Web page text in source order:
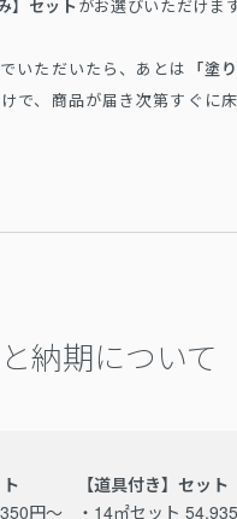
】セットがお選びいただけます
いただいたら、あとは 「塗
で、商品が届き次第すぐに
納期について
円～
【道具付き】セット
・14㎡セット